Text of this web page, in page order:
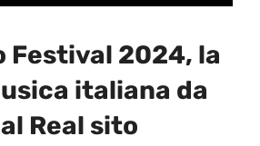
Festival 2024, la
italiana da
Real sito